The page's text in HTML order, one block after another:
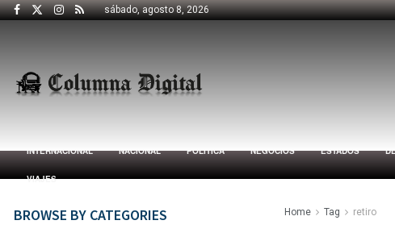
sábado, agosto 8, 2026
INTERNACIONAL NACIONAL POLÍTICA NEGOCIOS ESTADOS
VIAJES
Home Tag retiro
BROWSE BY CATEGORIES